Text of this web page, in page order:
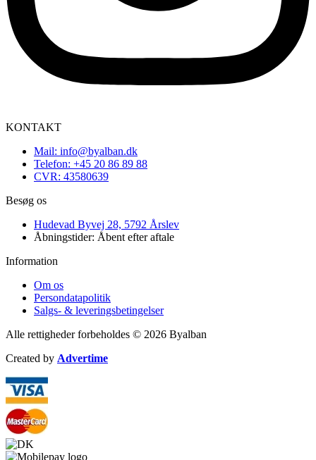
KONTAKT
Mail: info@byalban.dk
Telefon: +45 20 86 89 88
CVR: 43580639
Besøg os
Hudevad Byvej 28, 5792 Årslev
Åbningstider: Åbent efter aftale
Information
Om os
Persondatapolitik
Salgs- & leveringsbetingelser
Alle rettigheder forbeholdes © 2026 Byalban
Created by Advertime